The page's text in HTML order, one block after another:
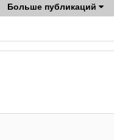
Больше публикаций